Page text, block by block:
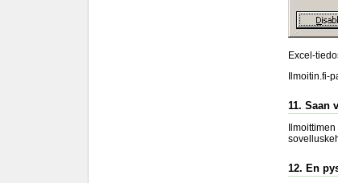
Excel-
Ilmoitin.fi-
11. Saan
12. En